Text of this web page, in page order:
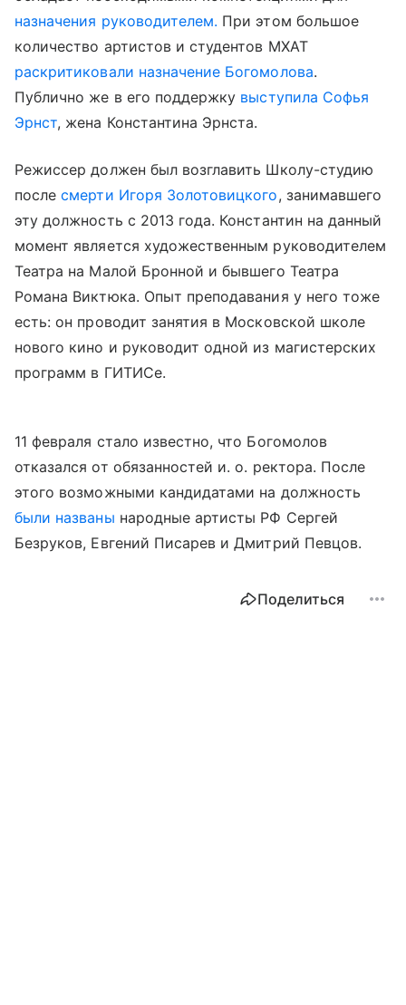
назначения руководителем. При этом большое
количество артистов и студентов МХАТ
раскритиковали назначение Богомолова.
Публично же в его поддержку выступила Софья
Эрнст, жена Константина Эрнста.
Режиссер должен был возглавить Школу-студию
послесмерти Игоря Золотовицкого, занимавшего
эту должность с 2013 года. Константин на данный
момент является художественным руководителем
Театра на Малой Бронной и бывшего Театра
Романа Виктюка. Опыт преподавания у него тоже
есть: он проводит занятия в Московской школе
нового кино и руководит одной из магистерских
программ в ГИТИСе.
11 февраля стало известно, что Богомолов
отказался от обязанностей и. о. ректора. После
этого возможными кандидатами на должность
были названы народные артисты РФ Сергей
Безруков, Евгений Писарев и Дмитрий Певцов.
Поделиться